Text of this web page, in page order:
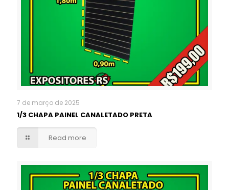
7 de março de 2025
1/3 CHAPA PAINEL CANALETADO PRETA
Read more